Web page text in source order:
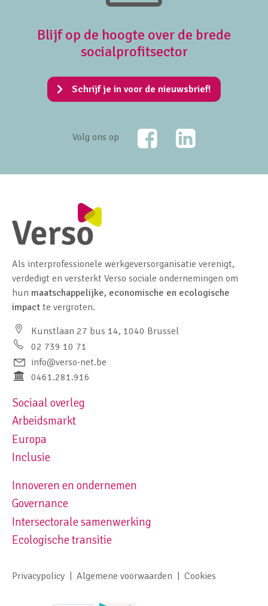
Blijf op de hoogte over de brede
socialprofitsector
Schrijf je in voor de nieuwsbrief!
Volg ons op
FacebookLinkedIn
Als interprofessionele werkgeversorganisatie verenigt,
verdedigt en versterkt Verso sociale ondernemingen om
hun maatschappelijke, economische en ecologische
impact te vergroten.
Kunstlaan 27 bus 14, 1040 Brussel
02 739 10 71
info@verso-net.be
0461.281.916
Footer navigation left
Sociaal overleg
Arbeidsmarkt
Europa
Inclusie
Footer navigation right
Innoveren en ondernemen
Governance
Intersectorale samenwerking
Ecologische transitie
Footer meta navigation
Privacypolicy Algemene voorwaarden Cookies